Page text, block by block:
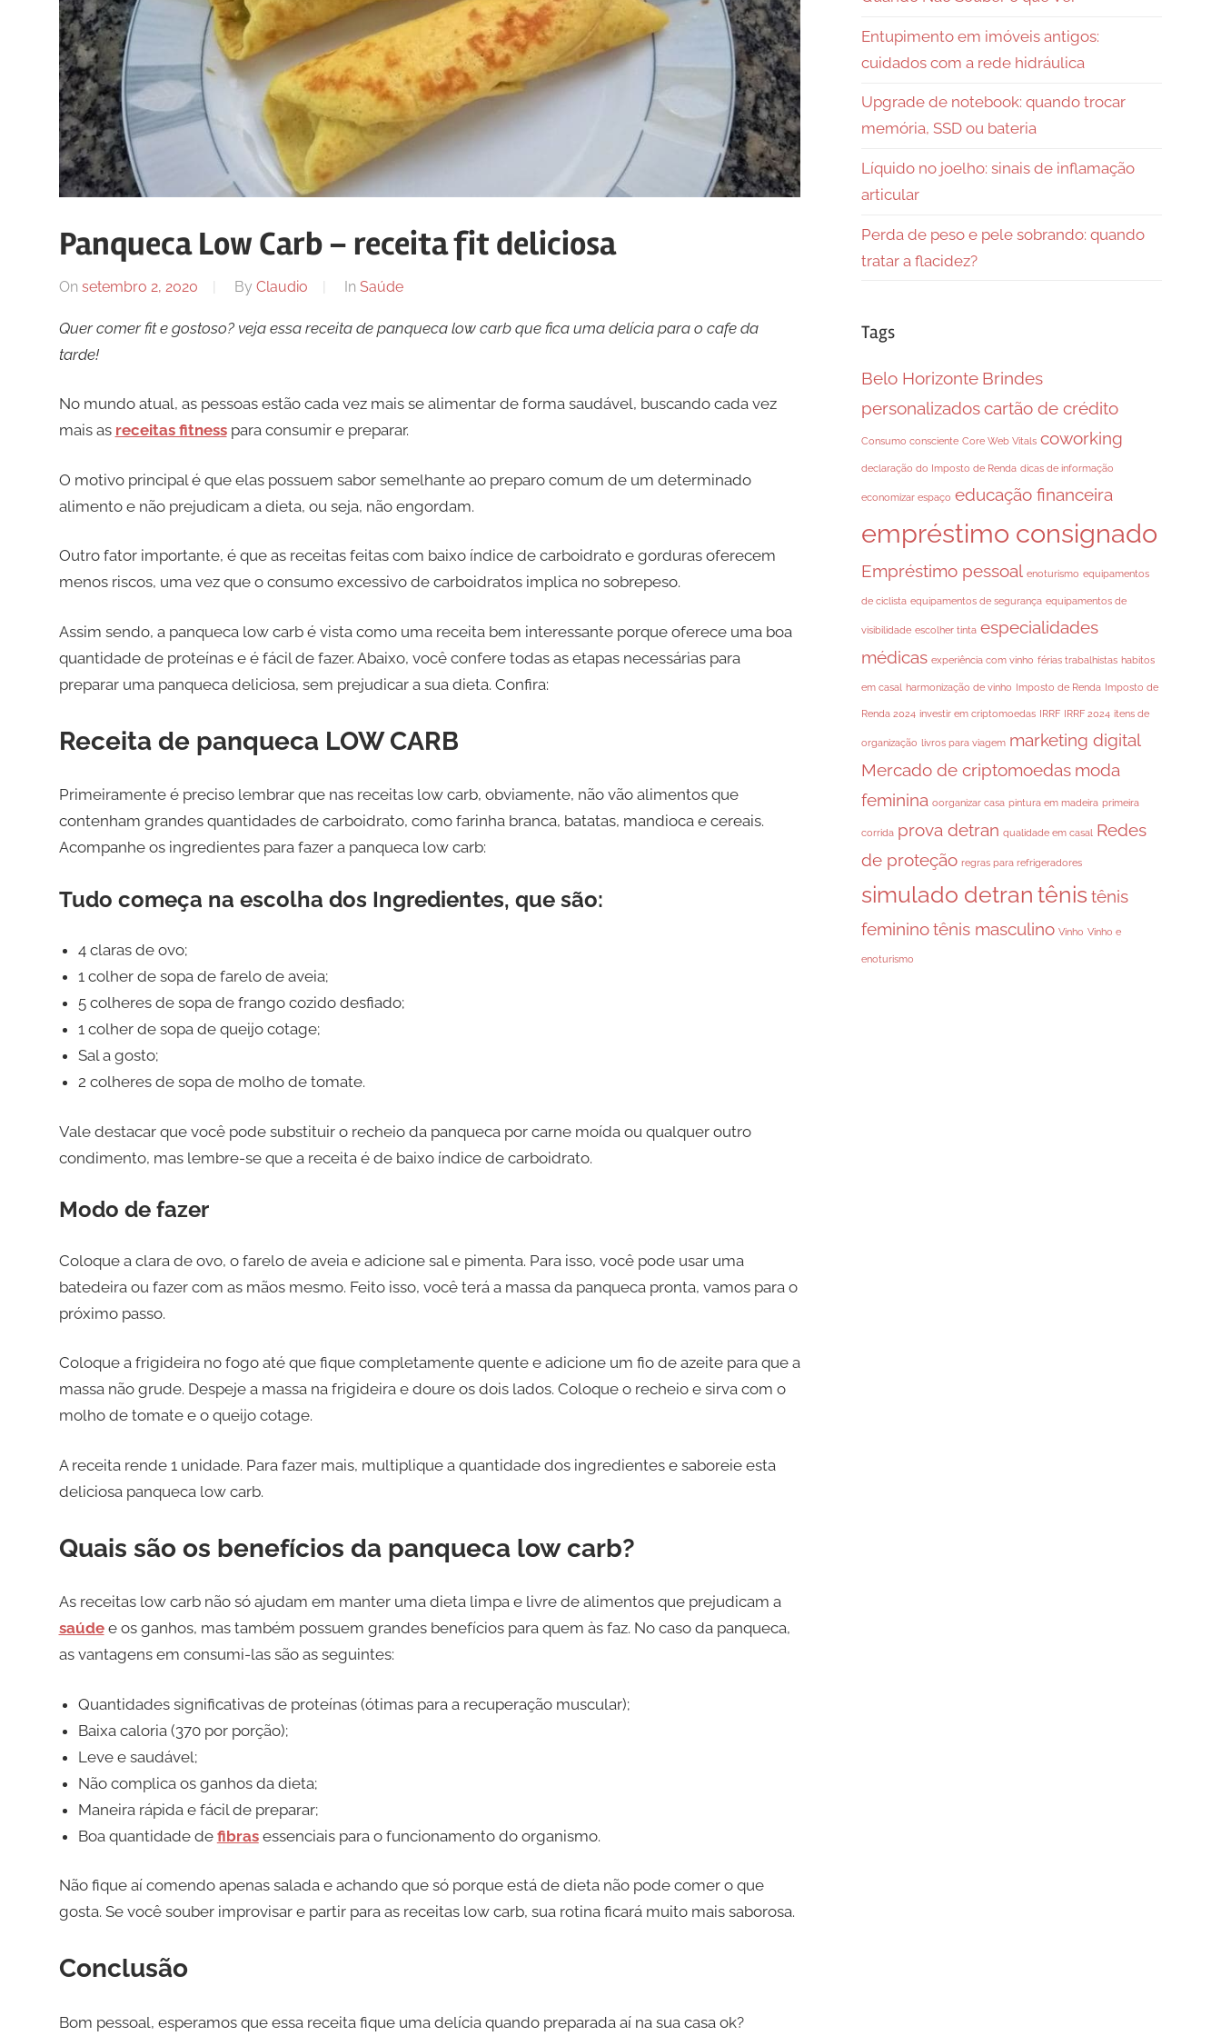
Panqueca Low Carb – receita fit deliciosa
On setembro 2, 2020 By Claudio In Saúde
Quer comer fit e gostoso? veja essa receita de panqueca low carb que fica uma delícia para o cafe da
tarde!
No mundo atual, as pessoas estão cada vez mais se alimentar de forma saudável, buscando cada vez
mais as receitas fitness para consumir e preparar.
O motivo principal é que elas possuem sabor semelhante ao preparo comum de um determinado
alimento e não prejudicam a dieta, ou seja, não engordam.
Outro fator importante, é que as receitas feitas com baixo índice de carboidrato e gorduras oferecem
menos riscos, uma vez que o consumo excessivo de carboidratos implica no sobrepeso.
Assim sendo, a panqueca low carb é vista como uma receita bem interessante porque oferece uma boa
quantidade de proteínas e é fácil de fazer. Abaixo, você confere todas as etapas necessárias para
preparar uma panqueca deliciosa, sem prejudicar a sua dieta. Confira:
Receita de panqueca LOW CARB
Primeiramente é preciso lembrar que nas receitas low carb, obviamente, não vão alimentos que
contenham grandes quantidades de carboidrato, como farinha branca, batatas, mandioca e cereais.
Acompanhe os ingredientes para fazer a panqueca low carb:
Tudo começa na escolha dos Ingredientes, que são:
4 claras de ovo;
1 colher de sopa de farelo de aveia;
5 colheres de sopa de frango cozido desfiado;
1 colher de sopa de queijo cotage;
Sal a gosto;
2 colheres de sopa de molho de tomate.
Vale destacar que você pode substituir o recheio da panqueca por carne moída ou qualquer outro
condimento, mas lembre-se que a receita é de baixo índice de carboidrato.
Modo de fazer
Coloque a clara de ovo, o farelo de aveia e adicione sal e pimenta. Para isso, você pode usar uma
batedeira ou fazer com as mãos mesmo. Feito isso, você terá a massa da panqueca pronta, vamos para o
próximo passo.
Coloque a frigideira no fogo até que fique completamente quente e adicione um fio de azeite para que a
massa não grude. Despeje a massa na frigideira e doure os dois lados. Coloque o recheio e sirva com o
molho de tomate e o queijo cotage.
A receita rende 1 unidade. Para fazer mais, multiplique a quantidade dos ingredientes e saboreie esta
deliciosa panqueca low carb.
Quais são os benefícios da panqueca low carb?
As receitas low carb não só ajudam em manter uma dieta limpa e livre de alimentos que prejudicam a
saúdee os ganhos, mas também possuem grandes benefícios para quem às faz. No caso da panqueca,
as vantagens em consumi-las são as seguintes:
Quantidades significativas de proteínas (ótimas para a recuperação muscular);
Baixa caloria (370 por porção);
Leve e saudável;
Não complica os ganhos da dieta;
Maneira rápida e fácil de preparar;
Boa quantidade de fibrasessenciais para o funcionamento do organismo.
Não fique aí comendo apenas salada e achando que só porque está de dieta não pode comer o que
gosta. Se você souber improvisar e partir para as receitas low carb, sua rotina ficará muito mais saborosa.
Conclusão
Bom pessoal, esperamos que essa receita fique uma delícia quando preparada aí na sua casa ok?
Entupimento em imóveis antigos:
cuidados com a rede hidráulica
Upgrade de notebook: quando trocar
memória, SSD ou bateria
Líquido no joelho: sinais de inflamação
articular
Perda de peso e pele sobrando: quando
tratar a flacidez?
Tags
Belo Horizonte Brindes
personalizadoscartão de crédito
Consumo consciente Core Web Vitals coworking
declaração do Imposto de Renda dicas de informação
economizar espaço educação financeira
empréstimo consignado
Empréstimo pessoal enoturismo equipamentos
de ciclista equipamentos de segurança equipamentos de
visibilidade escolher tinta especialidades
médicas experiência com vinho férias trabalhistas habitos
em casal harmonização de vinho Imposto de Renda Imposto de
Renda 2024 investir em criptomoedas IRRF IRRF 2024 itens de
organização livros para viagem marketing digital
Mercado de criptomoedas moda
feminina oorganizar casa pintura em madeira primeira
corrida prova detran qualidade em casal Redes
de proteção regras para refrigeradores
simulado detran tênis tênis
femininotênis masculino Vinho Vinho e
enoturismo